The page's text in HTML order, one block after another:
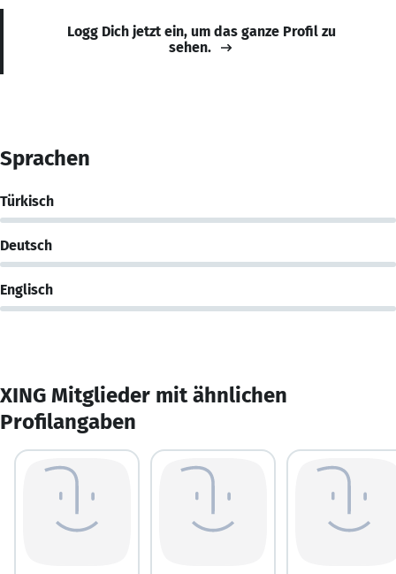
Logg Dich jetzt ein, um das ganze Profil zu
sehen.
Sprachen
Türkisch
Deutsch
Englisch
XING Mitglieder mit ähnlichen
Profilangaben